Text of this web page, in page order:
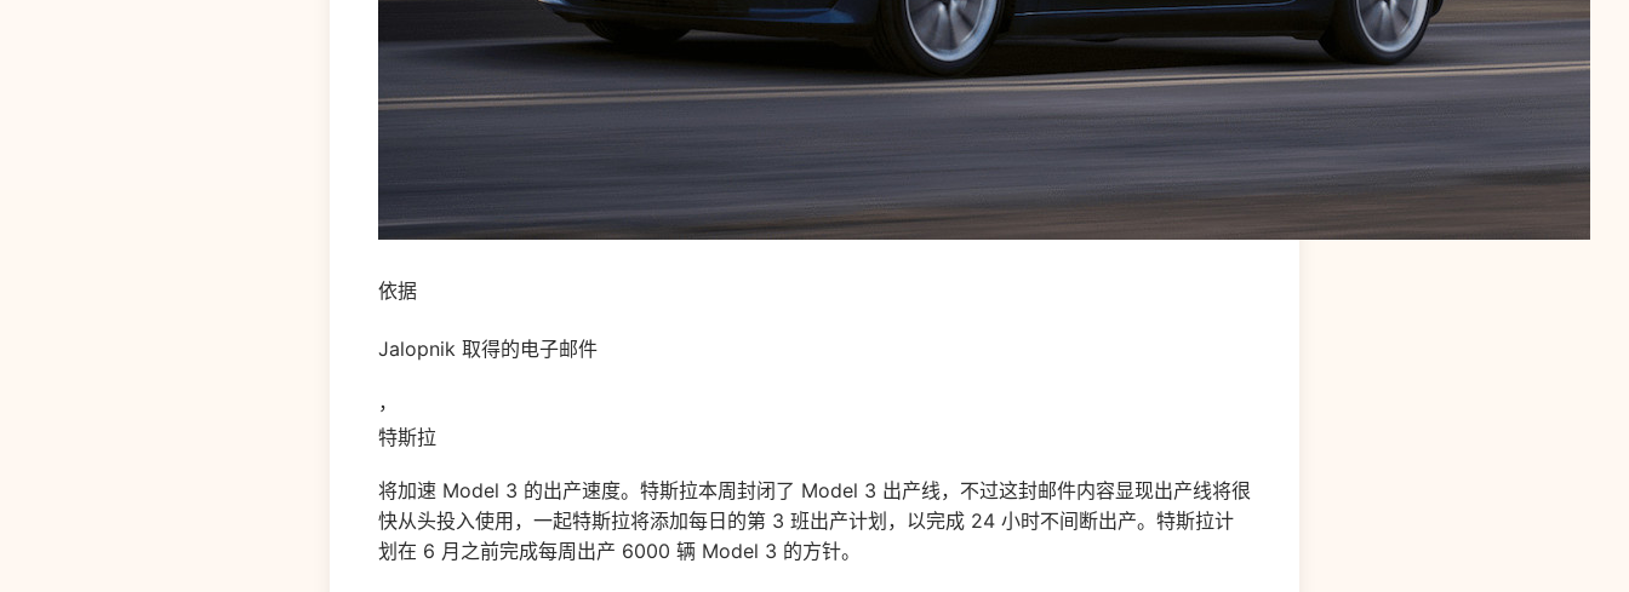
依据
Jalopnik 取得的电子邮件
，
特斯拉
将加速 Model 3 的出产速度。特斯拉本周封闭了 Model 3 出产线，不过这封邮件内容显现出产线将很
快从头投入使用，一起特斯拉将添加每日的第 3 班出产计划，以完成 24 小时不间断出产。特斯拉计
划在 6 月之前完成每周出产 6000 辆 Model 3 的方针。